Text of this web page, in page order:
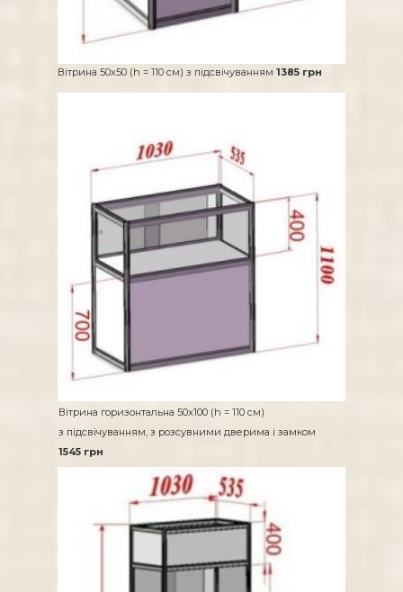
Вітрина 50х50 (h = 110 см) з підсвічуванням 1385 грн
Вітрина горизонтальна 50х100 (h = 110 см)
з підсвічуванням, з розсувними дверима і замком
1545 грн